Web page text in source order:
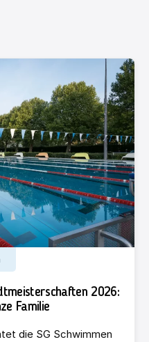
2026:
Familie
die SG Schwimmen